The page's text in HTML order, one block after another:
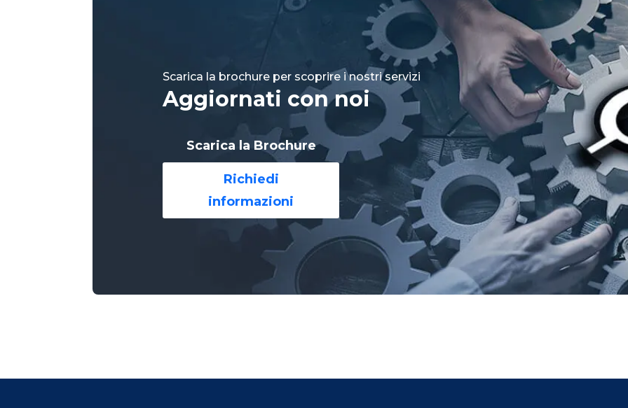
Scarica la brochure per scoprire i nostri servizi
Aggiornati con noi
Scarica la Brochure
Richiedi
informazioni